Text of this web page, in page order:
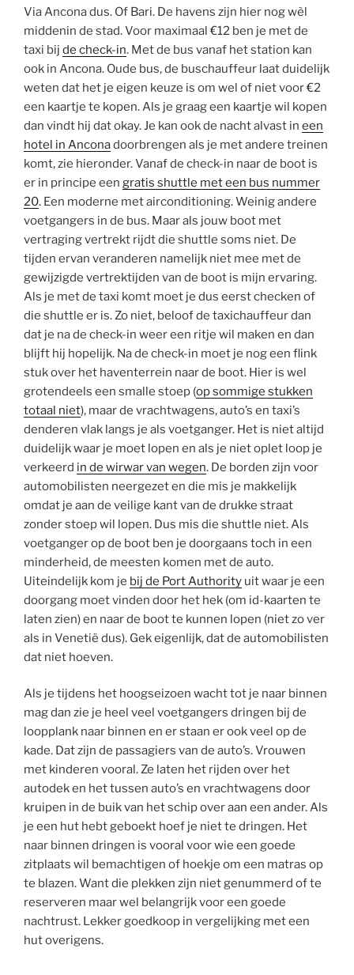
Via Ancona dus. Of Bari. De havens zijn hier nog wèl
middenin de stad. Voor maximaal €12 ben je met de
taxi bij de check-in. Met de bus vanaf het station kan
ook in Ancona. Oude bus, de buschauffeur laat duidelijk
weten dat het je eigen keuze is om wel of niet voor €2
een kaartje te kopen. Als je graag een kaartje wil kopen
dan vindt hij dat okay. Je kan ook de nacht alvast in een
hotel in Anconadoorbrengen als je met andere treinen
komt, zie hieronder. Vanaf de check-in naar de boot is
er in principe een gratis shuttle met een bus nummer
20. Een moderne met airconditioning. Weinig andere
voetgangers in de bus. Maar als jouw boot met
vertraging vertrekt rijdt die shuttle soms niet. De
tijden ervan veranderen namelijk niet mee met de
gewijzigde vertrektijden van de boot is mijn ervaring.
Als je met de taxi komt moet je dus eerst checken of
die shuttle er is. Zo niet, beloof de taxichauffeur dan
dat je na de check-in weer een ritje wil maken en dan
blijft hij hopelijk. Na de check-in moet je nog een flink
stuk over het haventerrein naar de boot. Hier is wel
grotendeels een smalle stoep (op sommige stukken
totaal niet), maar de vrachtwagens, auto’s en taxi’s
denderen vlak langs je als voetganger. Het is niet altijd
duidelijk waar je moet lopen en als je niet oplet loop je
verkeerd in de wirwar van wegen. De borden zijn voor
automobilisten neergezet en die mis je makkelijk
omdat je aan de veilige kant van de drukke straat
zonder stoep wil lopen. Dus mis die shuttle niet. Als
voetganger op de boot ben je doorgaans toch in een
minderheid, de meesten komen met de auto.
Uiteindelijk kom je bij de Port Authority uit waar je een
doorgang moet vinden door het hek (om id-kaarten te
laten zien) en naar de boot te kunnen lopen (niet zo ver
als in Venetië dus). Gek eigenlijk, dat de automobilisten
dat niet hoeven.
Als je tijdens het hoogseizoen wacht tot je naar binnen
mag dan zie je heel veel voetgangers dringen bij de
loopplank naar binnen en er staan er ook veel op de
kade. Dat zijn de passagiers van de auto’s. Vrouwen
met kinderen vooral. Ze laten het rijden over het
autodek en het tussen auto’s en vrachtwagens door
kruipen in de buik van het schip over aan een ander. Als
je een hut hebt geboekt hoef je niet te dringen. Het
naar binnen dringen is vooral voor wie een goede
zitplaats wil bemachtigen of hoekje om een matras op
te blazen. Want die plekken zijn niet genummerd of te
reserveren maar wel belangrijk voor een goede
nachtrust. Lekker goedkoop in vergelijking met een
hut overigens.